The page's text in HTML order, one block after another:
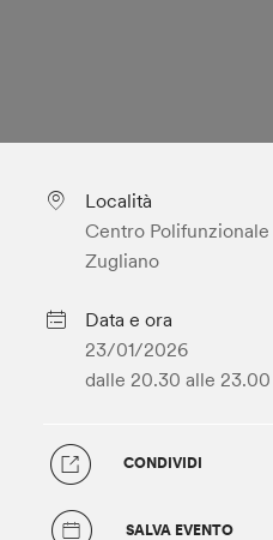
Località
Centro
Zugliano
Data e ora
23/01/2026
dalle 20.30 alle 23.00
CONDIVIDI
SALVA EVENTO